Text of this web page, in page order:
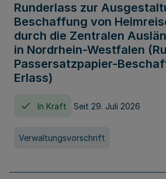
Runderlass zur
Beschaffung von
durch die Zentralen
in Nordrhein-Westfalen
Passersatzpapier-
Erlass)
In Kraft Seit 29. Juli 2026
Verwaltungsvorschrift